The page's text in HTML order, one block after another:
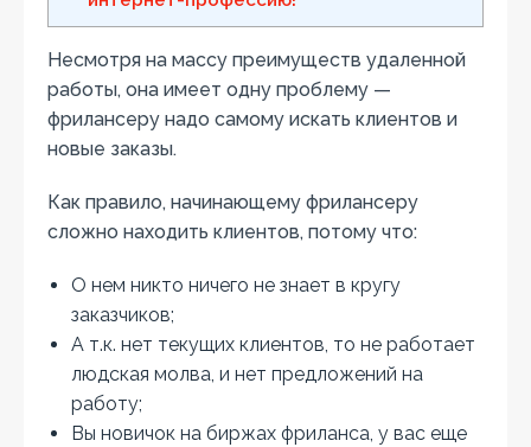
Несмотря на массу преимуществ удаленной
работы, она имеет одну проблему —
фрилансеру надо самому искать клиентов и
новые заказы.
Как правило, начинающему фрилансеру
сложно находить клиентов, потому что:
О нем никто ничего не знает в кругу
заказчиков;
А т.к. нет текущих клиентов, то не работает
людская молва, и нет предложений на
работу;
Вы новичок на биржах фриланса, у вас еще